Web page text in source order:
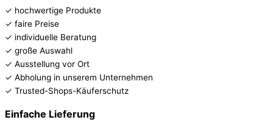
✓ hochwertige Produkte
✓ faire Preise
✓ individuelle Beratung
✓ große Auswahl
✓ Ausstellung vor Ort
✓ Abholung in unserem Unternehmen
✓ Trusted-Shops-Käuferschutz
Einfache Lieferung